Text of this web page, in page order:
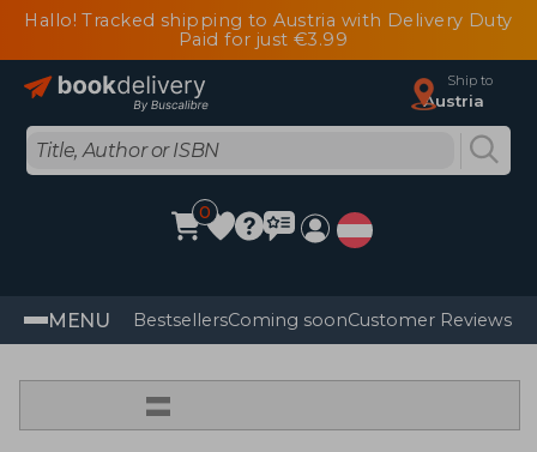
Hallo! Tracked shipping to Austria with Delivery Duty
Paid for just €3.99
Ship to
Austria
0
MENU BestsellersComing soonCustomer Reviews
=